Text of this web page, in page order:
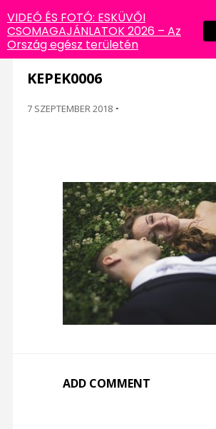
KEPEK0006
7 SZEPTEMBER 2018 -
ADD COMMENT
VIDEÓ ÉS FOTÓ: ESKÜVŐI
CSOMAGAJÁNLATOK 2026 – Az
Ország egész területén